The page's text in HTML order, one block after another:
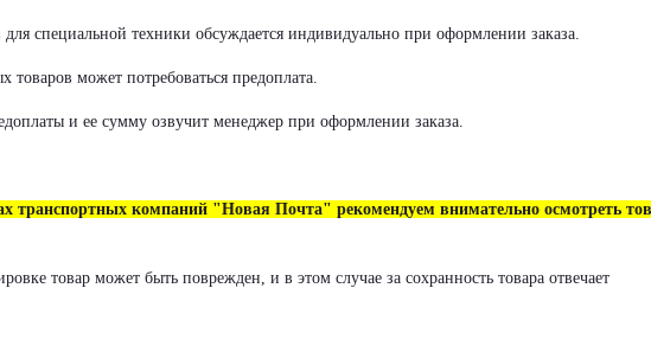
специальной техники обсуждается индивидуально при оформлении заказа.
товаров может потребоваться предоплата.
и ее сумму озвучит менеджер при оформлении заказа.
транспортных компаний "Новая Почта" рекомендуем внимательно осмотреть
товар может быть поврежден, и в этом случае за сохранность товара отвечает